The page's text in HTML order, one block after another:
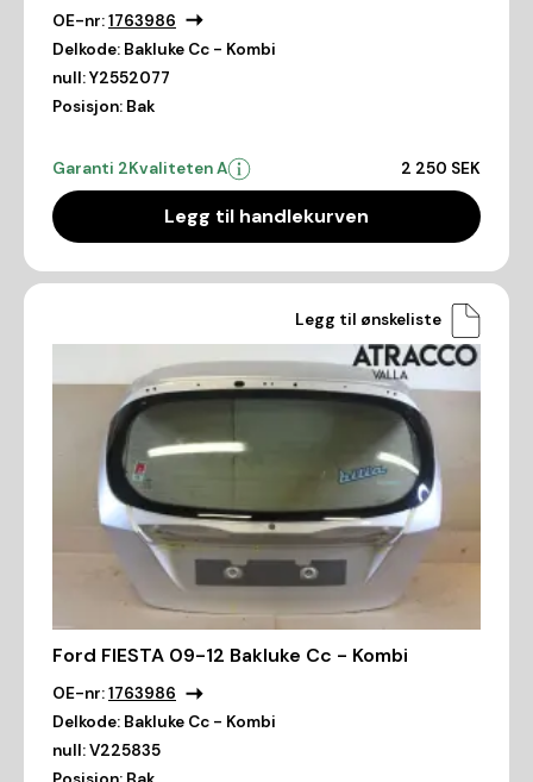
OE-nr:1763986
Delkode: Bakluke Cc - Kombi
null:Y2552077
Posisjon: Bak
Garanti 2Kvaliteten A 2 250 SEK
Legg til handlekurven
Legg til ønskeliste
Ford FIESTA 09-12 Bakluke Cc - Kombi
OE-nr:1763986
Delkode: Bakluke Cc - Kombi
null:V225835